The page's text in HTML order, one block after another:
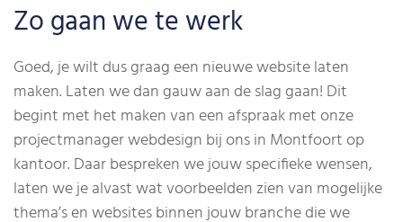
Zo gaan we te werk
Goed, je wilt dus graag een nieuwe website laten
maken. Laten we dan gauw aan de slag gaan! Dit
begint met het maken van een afspraak met onze
projectmanager webdesign bij ons in Montfoort op
kantoor. Daar bespreken we jouw specifieke wensen,
laten we je alvast wat voorbeelden zien van mogelijke
thema’s en websites binnen jouw branche die we